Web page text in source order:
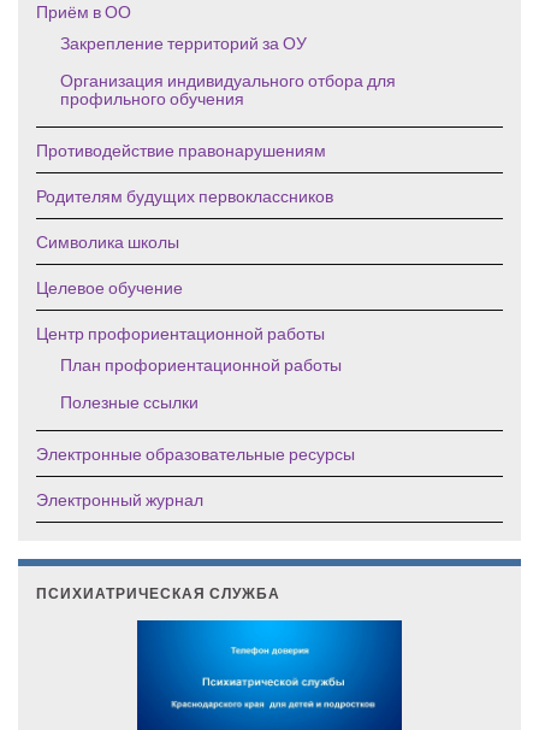
Приём в ОО
Закрепление территорий за ОУ
Организация индивидуального отбора для
профильного обучения
Противодействие правонарушениям
Родителям будущих первоклассников
Символика школы
Целевое обучение
Центр профориентационной работы
План профориентационной работы
Полезные ссылки
Электронные образовательные ресурсы
Электронный журнал
ПСИХИАТРИЧЕСКАЯ СЛУЖБА